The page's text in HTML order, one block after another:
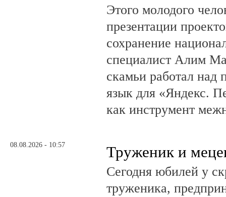
Этого молодого
презентации
сохранение
специалист Алим
скамьи работал над
язык для «Яндекс.
как инструмент
08.08.2026 - 10:57 Труженик и
Сегодня юбилей у
труженика,